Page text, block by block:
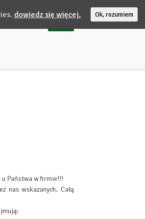
Państwa w firmie!!!
nas wskazanych. Całą
dowiedz się więcej. Ok, rozumiem